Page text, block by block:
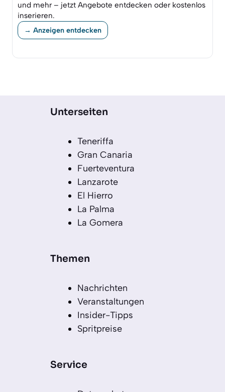
und mehr – jetzt Angebote entdecken oder kostenlos
inserieren.
→ Anzeigen entdecken
Unterseiten
Teneriffa
Gran Canaria
Fuerteventura
Lanzarote
El Hierro
La Palma
La Gomera
Themen
Nachrichten
Veranstaltungen
Insider-Tipps
Spritpreise
Service